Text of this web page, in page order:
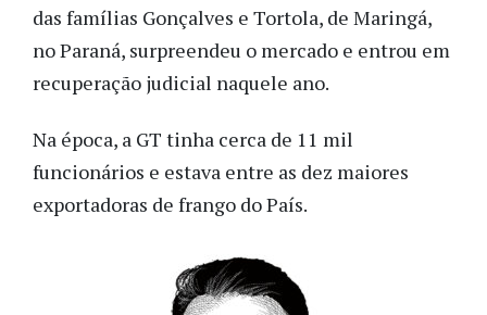
das famílias Gonçalves e Tortola, de Maringá,
no Paraná, surpreendeu o mercado e entrou em
recuperação judicial naquele ano.
Na época, a GT tinha cerca de 11 mil
funcionários e estava entre as dez maiores
exportadoras de frango do País.